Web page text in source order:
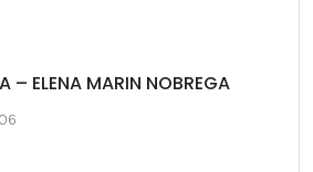
– ELENA MARIN NOBREGA